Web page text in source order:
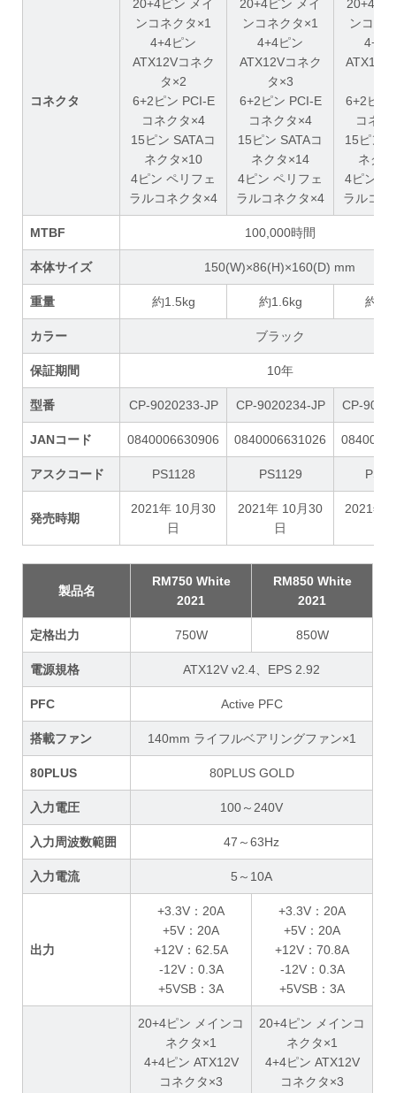
コネクタ
20+4ピン メイ
ンコネクタ×1
4+4ピン
ATX12Vコネク
タ×2
6+2ピン PCI-E
コネクタ×4
15ピン SATAコ
ネクタ×10
4ピン ペリフェ
ラルコネクタ×4
20+4ピン メイ
ンコネクタ×1
4+4ピン
ATX12Vコネク
タ×3
6+2ピン PCI-E
コネクタ×4
15ピン SATAコ
ネクタ×14
4ピン ペリフェ
ラルコネクタ×4
20+4ピ
ンコネ
4+4
ATX12V
6+2ピン
コネク
15ピン
ネク
4ピン ペ
ラルコネ
MTBF 100,000時間
本体サイズ 150(W)×86(H)×160(D) mm
重量 約1.5kg 約1.6kg 約
カラー ブラック
保証期間 10年
型番 CP-9020233-JP CP-9020234-JP CP-
JANコード 0840006630906 0840006631026
アスクコード PS1128 PS1129
発売時期
2021年 10月30
日
2021年 10月30
日
2021年
製品名
RM750 White
2021
RM850 White
2021
定格出力 750W 850W
電源規格 ATX12V v2.4、EPS 2.92
PFC Active PFC
搭載ファン 140mm ライフルベアリングファン×1
80PLUS 80PLUS GOLD
入力電圧 100～240V
入力周波数範囲 47～63Hz
入力電流 5～10A
出力
+3.3V：20A
+5V：20A
+12V：62.5A
-12V：0.3A
+5VSB：3A
+3.3V：20A
+5V：20A
+12V：70.8A
-12V：0.3A
+5VSB：3A
20+4ピン メインコ
ネクタ×1
4+4ピン ATX12V
コネクタ×3
20+4ピン メインコ
ネクタ×1
4+4ピン ATX12V
コネクタ×3